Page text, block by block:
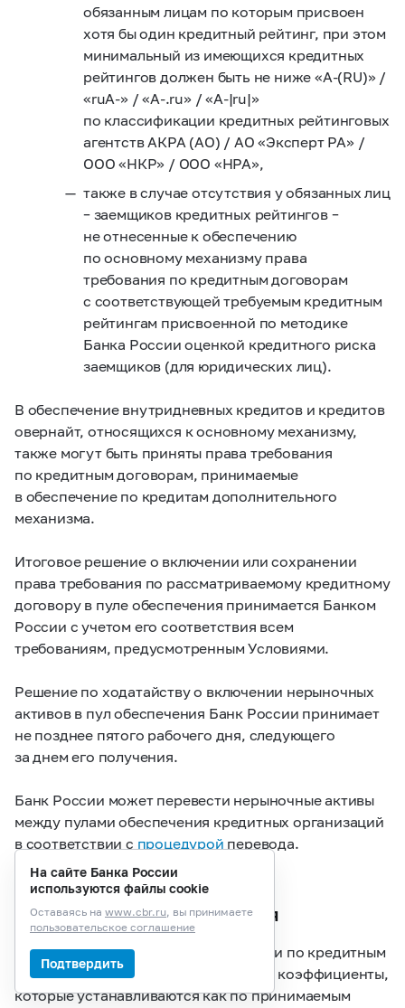
обязанным лицам по которым присвоен
хотя бы один кредитный рейтинг, при этом
минимальный из имеющихся кредитных
рейтингов должен быть не ниже «А-(RU)» /
«ruА‑» / «А-.ru» / «A-|ru|»
по классификации кредитных рейтинговых
агентств АКРА (АО) / АО «Эксперт РА» /
ООО «НКР» / ООО «НРА»,
также в случае отсутствия у обязанных лиц
–заемщиков кредитных рейтингов –
не отнесенные к обеспечению
по основному механизму права
требования по кредитным договорам
с соответствующей требуемым кредитным
рейтингам присвоенной по методике
Банка России оценкой кредитного риска
заемщиков (для юридических лиц).
В обеспечение внутридневных кредитов и кредитов
овернайт, относящихся к основному механизму,
также могут быть приняты права требования
по кредитным договорам, принимаемые
в обеспечение по кредитам дополнительного
механизма.
Итоговое решение о включении или сохранении
права требования по рассматриваемому кредитному
договору в пуле обеспечения принимается Банком
России с учетом его соответствия всем
требованиям, предусмотренным Условиями.
Решение по ходатайству о включении нерыночных
активов в пул обеспечения Банк России принимает
не позднее пятого рабочего дня, следующего
за днем его получения.
Банк России может перевести нерыночные активы
между пулами обеспечения кредитных организаций
в соответствии с процедурой перевода.
Поправочные коэффициенты
и достаточность обеспечения
Банк России для управления рисками по кредитным
операциям использует поправочные коэффициенты,
которые устанавливаются как по принимаемым
На сайте Банка России
используются файлы cookie
Оставаясь на www.cbr.ru, вы принимаете
пользовательское соглашение
Подтвердить